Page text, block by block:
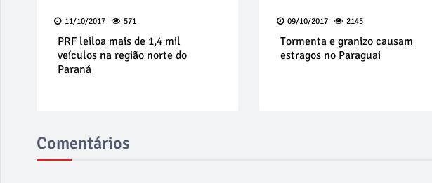
11/10/2017 571
PRF leiloa mais de 1,4 mil
veículos na região norte do
Paraná
09/10/2017 2145
Tormenta e granizo causam
estragos no Paraguai
Comentários